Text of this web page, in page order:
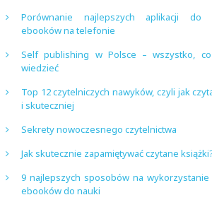
Porównanie najlepszych aplikacji do
ebooków na telefonie
Self publishing w Polsce – wszystko,
wiedzieć
Top 12 czytelniczych nawyków, czyli jak
i skuteczniej
Sekrety nowoczesnego czytelnictwa
Jak skutecznie zapamiętywać czytane
9 najlepszych sposobów na wykorzystanie
ebooków do nauki